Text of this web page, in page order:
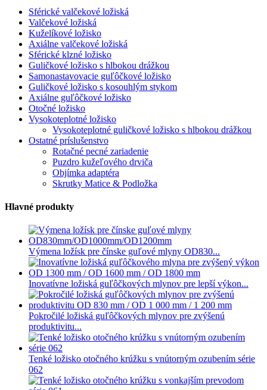
Sférické valčekové ložiská
Valčekové ložiská
Kuželíkové ložisko
Axiálne valčekové ložiská
Sférické klzné ložisko
Guličkové ložisko s hlbokou drážkou
Samonastavovacie guľôčkové ložisko
Guličkové ložisko s kosouhlým stykom
Axiálne guľôčkové ložisko
Otočné ložisko
Vysokoteplotné ložisko
Vysokoteplotné guličkové ložisko s hlbokou drážkou
Ostatné príslušenstvo
Rotačné pecné zariadenie
Puzdro kužeľového drviča
Objímka adaptéra
Skrutky Matice & Podložka
Hlavné produkty
Výmena ložísk pre čínske guľové mlyny OD830...
Inovatívne ložiská guľôčkových mlynov pre lepší výkon...
Pokročilé ložiská guľôčkových mlynov pre zvýšenú
produktivitu...
Tenké ložisko otočného krúžku s vnútorným ozubením série
062